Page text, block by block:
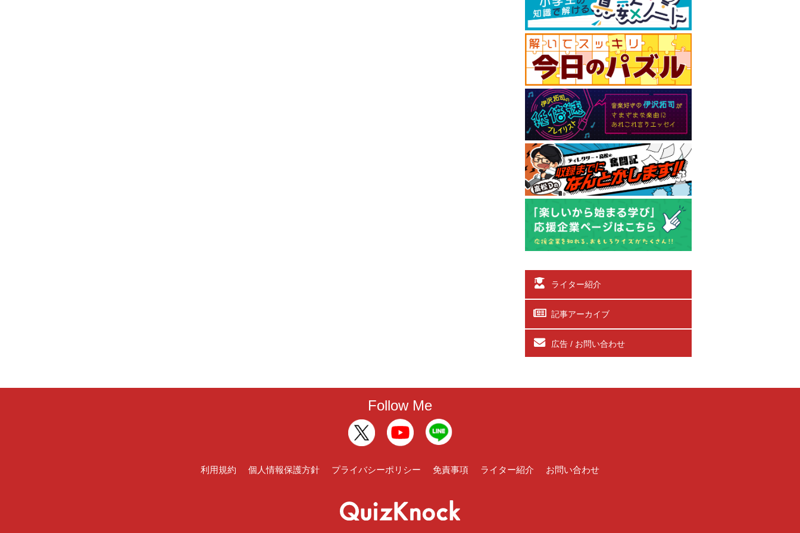
ライター紹介
記事アーカイブ
広告 / お問い合わせ
Follow Me
利用規約 個人情報保護方針 プライバシーポリシー 免責事項 ライター紹介 お問い合わせ